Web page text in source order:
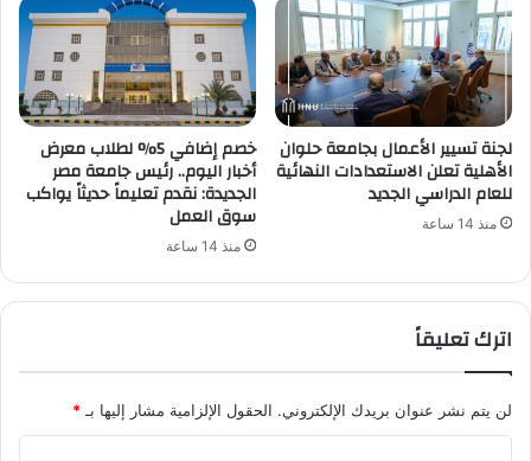
لجنة تسيير الأعمال بجامعة حلوان
الأهلية تعلن الاستعدادات النهائية
للعام الدراسي الجديد
منذ 14 ساعة
خصم إضافي 5% لطلاب معرض
أخبار اليوم.. رئيس جامعة مصر
الجديدة: نقدم تعليماً حديثاً يواكب
سوق العمل
منذ 14 ساعة
اترك تعليقاً
لن يتم نشر عنوان بريدك الإلكتروني. الحقول الإلزامية مشار إليها بـ *